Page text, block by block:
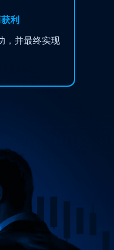
利
，并最终实现